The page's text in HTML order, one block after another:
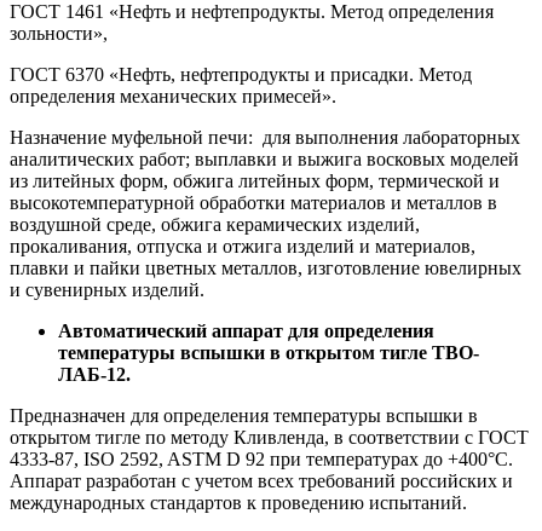
ГОСТ 1461 «Нефть и нефтепродукты. Метод определения
зольности»,
ГОСТ 6370 «Нефть, нефтепродукты и присадки. Метод
определения механических примесей».
Назначение муфельной печи: для выполнения лабораторных
аналитических работ; выплавки и выжига восковых моделей
из литейных форм, обжига литейных форм, термической и
высокотемпературной обработки материалов и металлов в
воздушной среде, обжига керамических изделий,
прокаливания, отпуска и отжига изделий и материалов,
плавки и пайки цветных металлов, изготовление ювелирных
и сувенирных изделий.
Автоматический аппарат для определения
температуры вспышки в открытом тигле ТВО-
ЛАБ-12.
Предназначен для определения температуры вспышки в
открытом тигле по методу Кливленда, в соответствии с ГОСТ
4333-87, ISO 2592, ASTM D 92 при температурах до +400°С.
Аппарат разработан с учетом всех требований российских и
международных стандартов к проведению испытаний.